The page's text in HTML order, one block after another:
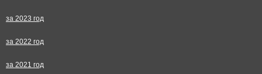
за 2023 год
за 2022 год
за 2021 год